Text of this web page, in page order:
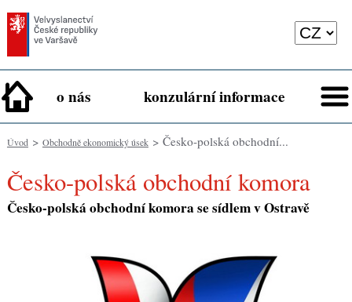
o nás konzulární informace
Úvod> Obchodně ekonomický úsek> Česko-polská obchodní...
Česko-polská obchodní komora
Česko-polská obchodní komora se sídlem v Ostravě